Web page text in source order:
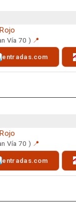
Vía 70 ) 📍
entradas.com
Vía 70 ) 📍
entradas.com